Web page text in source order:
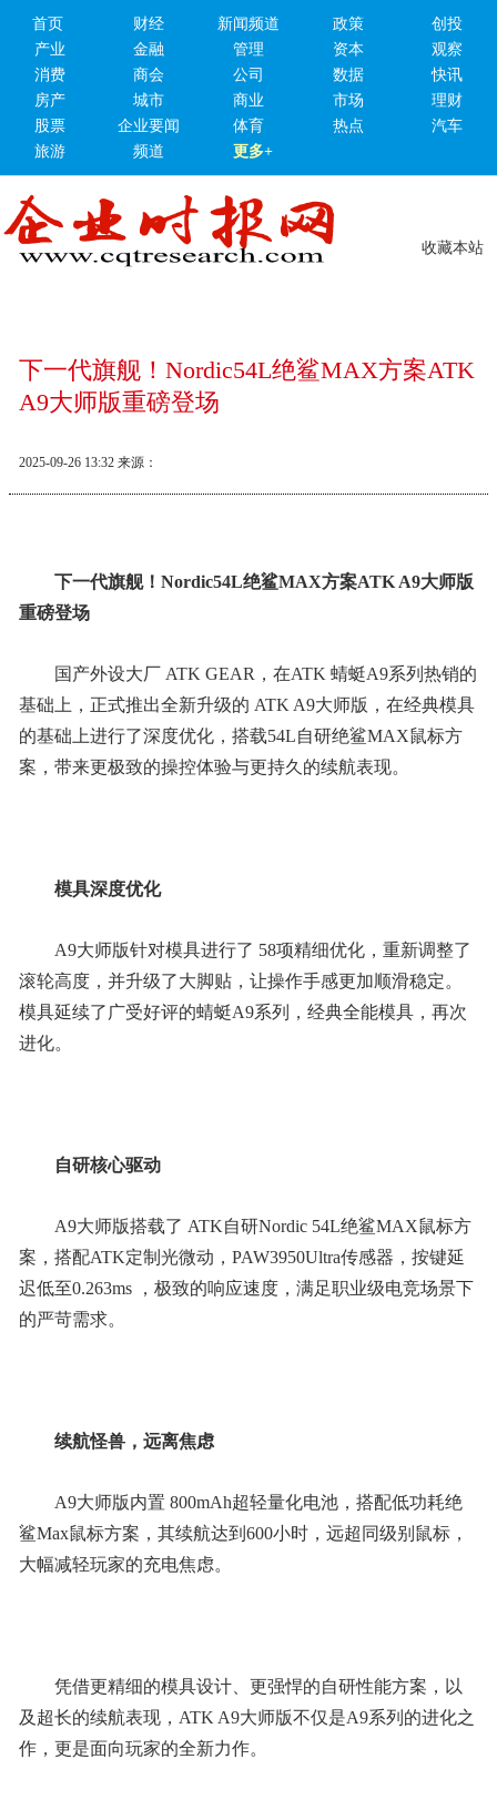
首页 财经 新闻频道 政策
创投
产业
金融 管理 资本
观察
消费
商会 公司 数据
快讯
房产
城市 商业 市场
理财
股票
企业要闻 体育 热点
汽车
旅游
频道 更多+
收藏本站
下一代旗舰！Nordic54L绝鲨MAX方案ATK
A9大师版重磅登场
2025-09-26 13:32 来源：
下一代旗舰！Nordic54L绝鲨MAX方案ATK A9大师版
重磅登场
国产外设大厂 ATK GEAR，在ATK 蜻蜓A9系列热销的
基础上，正式推出全新升级的 ATK A9大师版，在经典模具
的基础上进行了深度优化，搭载54L自研绝鲨MAX鼠标方
案，带来更极致的操控体验与更持久的续航表现。
模具深度优化
A9大师版针对模具进行了 58项精细优化，重新调整了
滚轮高度，并升级了大脚贴，让操作手感更加顺滑稳定。
模具延续了广受好评的蜻蜓A9系列，经典全能模具，再次
进化。
自研核心驱动
A9大师版搭载了 ATK自研Nordic 54L绝鲨MAX鼠标方
案，搭配ATK定制光微动，PAW3950Ultra传感器，按键延
迟低至0.263ms ，极致的响应速度，满足职业级电竞场景下
的严苛需求。
续航怪兽，远离焦虑
A9大师版内置 800mAh超轻量化电池，搭配低功耗绝
鲨Max鼠标方案，其续航达到600小时，远超同级别鼠标，
大幅减轻玩家的充电焦虑。
凭借更精细的模具设计、更强悍的自研性能方案，以
及超长的续航表现，ATK A9大师版不仅是A9系列的进化之
作，更是面向玩家的全新力作。